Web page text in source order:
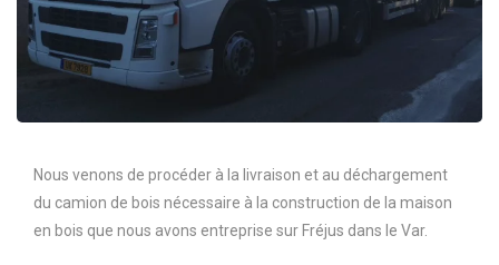
Nous venons de procéder à la livraison et au déchargement
du camion de bois nécessaire à la construction de la maison
en bois que nous avons entreprise sur Fréjus dans le Var.